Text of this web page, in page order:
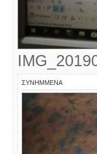
ΣΥΝΗΜΜΈΝΑ